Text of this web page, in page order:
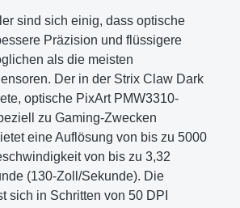
sind sich einig, dass optische
Präzision und flüssigere
als die meisten
Der in der Strix Claw Dark
optische PixArt PMW3310-
zu Gaming-Zwecken
eine Auflösung von bis zu 5000
von bis zu 3,32
(130-Zoll/Sekunde). Die
sich in Schritten von 50 DPI